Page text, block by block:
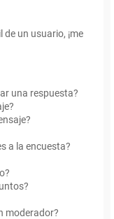
un usuario, ¡me
una respuesta?
a la encuesta?
moderador?